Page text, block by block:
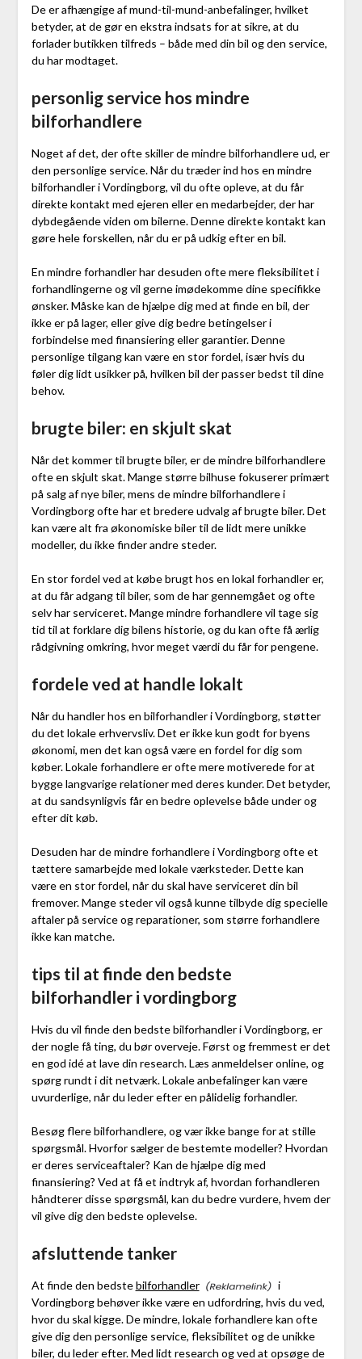
De er afhængige af mund-til-mund-anbefalinger, hvilket
betyder, at de gør en ekstra indsats for at sikre, at du
forlader butikken tilfreds – både med din bil og den service,
du har modtaget.
personlig service hos mindre
bilforhandlere
Noget af det, der ofte skiller de mindre bilforhandlere ud, er
den personlige service. Når du træder ind hos en mindre
bilforhandler i Vordingborg, vil du ofte opleve, at du får
direkte kontakt med ejeren eller en medarbejder, der har
dybdegående viden om bilerne. Denne direkte kontakt kan
gøre hele forskellen, når du er på udkig efter en bil.
En mindre forhandler har desuden ofte mere fleksibilitet i
forhandlingerne og vil gerne imødekomme dine specifikke
ønsker. Måske kan de hjælpe dig med at finde en bil, der
ikke er på lager, eller give dig bedre betingelser i
forbindelse med finansiering eller garantier. Denne
personlige tilgang kan være en stor fordel, især hvis du
føler dig lidt usikker på, hvilken bil der passer bedst til dine
behov.
brugte biler: en skjult skat
Når det kommer til brugte biler, er de mindre bilforhandlere
ofte en skjult skat. Mange større bilhuse fokuserer primært
på salg af nye biler, mens de mindre bilforhandlere i
Vordingborg ofte har et bredere udvalg af brugte biler. Det
kan være alt fra økonomiske biler til de lidt mere unikke
modeller, du ikke finder andre steder.
En stor fordel ved at købe brugt hos en lokal forhandler er,
at du får adgang til biler, som de har gennemgået og ofte
selv har serviceret. Mange mindre forhandlere vil tage sig
tid til at forklare dig bilens historie, og du kan ofte få ærlig
rådgivning omkring, hvor meget værdi du får for pengene.
fordele ved at handle lokalt
Når du handler hos en bilforhandler i Vordingborg, støtter
du det lokale erhvervsliv. Det er ikke kun godt for byens
økonomi, men det kan også være en fordel for dig som
køber. Lokale forhandlere er ofte mere motiverede for at
bygge langvarige relationer med deres kunder. Det betyder,
at du sandsynligvis får en bedre oplevelse både under og
efter dit køb.
Desuden har de mindre forhandlere i Vordingborg ofte et
tættere samarbejde med lokale værksteder. Dette kan
være en stor fordel, når du skal have serviceret din bil
fremover. Mange steder vil også kunne tilbyde dig specielle
aftaler på service og reparationer, som større forhandlere
ikke kan matche.
tips til at finde den bedste
bilforhandler i vordingborg
Hvis du vil finde den bedste bilforhandler i Vordingborg, er
der nogle få ting, du bør overveje. Først og fremmest er det
en god idé at lave din research. Læs anmeldelser online, og
spørg rundt i dit netværk. Lokale anbefalinger kan være
uvurderlige, når du leder efter en pålidelig forhandler.
Besøg flere bilforhandlere, og vær ikke bange for at stille
spørgsmål. Hvorfor sælger de bestemte modeller? Hvordan
er deres serviceaftaler? Kan de hjælpe dig med
finansiering? Ved at få et indtryk af, hvordan forhandleren
håndterer disse spørgsmål, kan du bedre vurdere, hvem der
vil give dig den bedste oplevelse.
afsluttende tanker
At finde den bedstebilforhandler
i
Vordingborg behøver ikke være en udfordring, hvis du ved,
hvor du skal kigge. De mindre, lokale forhandlere kan ofte
give dig den personlige service, fleksibilitet og de unikke
biler, du leder efter. Med lidt research og ved at opsøge de